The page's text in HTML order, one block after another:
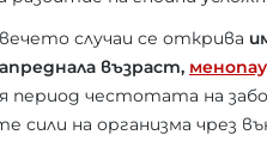
случаи се открива
възраст,
период честотата на
сили на организма чрез